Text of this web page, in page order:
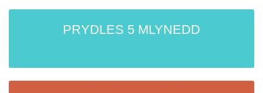
PRYDLES 5 MLYNEDD